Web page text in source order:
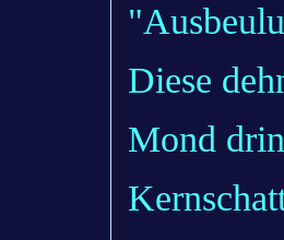
Diese
Mond